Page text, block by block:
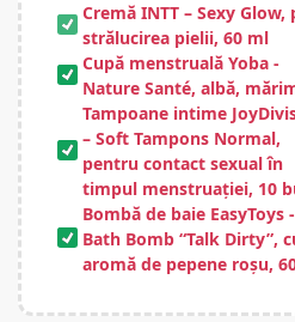
Cremă INTT – Sexy Glow,
strălucirea pielii, 60 ml
Cupă menstruală Yoba -
Nature Santé, albă,
Tampoane intime
– Soft Tampons Normal,
pentru contact sexual în
timpul menstruației, 10
Bombă de baie EasyToys -
Bath Bomb “Talk Dirty”,
aromă de pepene roșu,